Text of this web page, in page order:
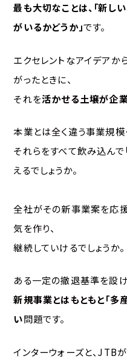
最も大切なことは、「新し
がいるかどうか」です。
エクセレントなアイデア
がったときに、
それを活かせる土壌が企
本業とは全く違う事業規
それらをすべて飲み込んで
えるでしょうか。
全社がその新事業案を応
気を作り、
継続していけるでしょうか。
ある一定の撤退基準を設
新規事業とはもともと「多
い問題です。
インターウォーズと、JTB